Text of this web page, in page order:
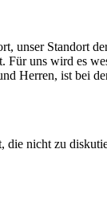
unser Standort
uns wird es
Herren, ist bei
nicht zu